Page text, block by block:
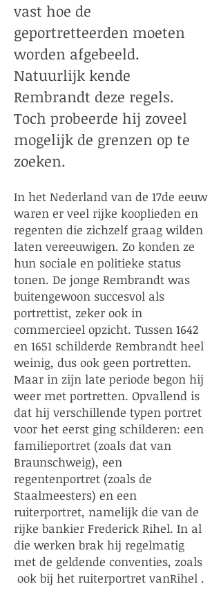
vast hoe de
geportretteerden moeten
worden afgebeeld.
Natuurlijk kende
Rembrandt deze regels.
Toch probeerde hij zoveel
mogelijk de grenzen op te
zoeken.
In het Nederland van de 17de eeuw
waren er veel rijke kooplieden en
regenten die zichzelf graag wilden
laten vereeuwigen. Zo konden ze
hun sociale en politieke status
tonen. De jonge Rembrandt was
buitengewoon succesvol als
portrettist, zeker ook in
commercieel opzicht. Tussen 1642
en 1651 schilderde Rembrandt heel
weinig, dus ook geen portretten.
Maar in zijn late periode begon hij
weer met portretten. Opvallend is
dat hij verschillende typen portret
voor het eerst ging schilderen: een
familieportret (zoals dat van
Braunschweig), een
regentenportret (zoals de
Staalmeesters) en een
ruiterportret, namelijk die van de
rijke bankier Frederick Rihel. In al
die werken brak hij regelmatig
met de geldende conventies, zoals
ook bij het ruiterportret vanRihel .